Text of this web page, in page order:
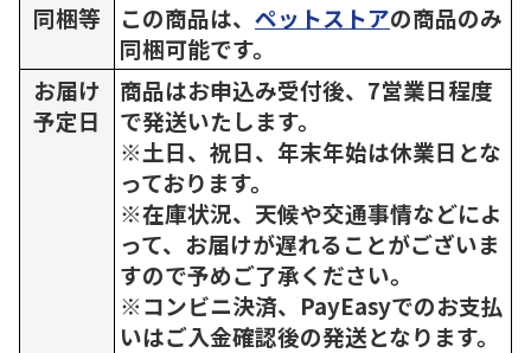
同梱等
この商品は、 ペットストアの商品のみ
同梱可能です。
お届け
予定日
商品はお申込み受付後、7営業日程度
で発送いたします。
※土日、祝日、年末年始は休業日とな
っております。
※在庫状況、天候や交通事情などによ
って、お届けが遅れることがございま
すので予めご了承ください。
※コンビニ決済、PayEasyでのお支払
いはご入金確認後の発送となります。